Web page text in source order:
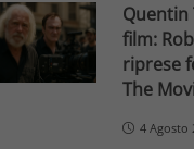
Quentin
film:
riprese
The
4 Agosto